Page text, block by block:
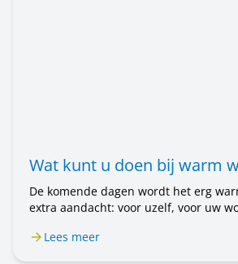
Wat kunt u doen bij warm
De komende dagen wordt het erg
extra aandacht: voor uzelf, voor uw
doen.Lees meer